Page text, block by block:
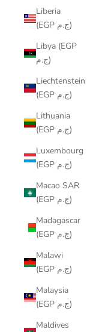
Liberia
(EGP ج.م)
Libya (EGP
ج.م)
Liechtenstein
(EGP ج.م)
Lithuania
(EGP ج.م)
Luxembourg
(EGP ج.م)
Macao SAR
(EGP ج.م)
Madagascar
(EGP ج.م)
Malawi
(EGP ج.م)
Malaysia
(EGP ج.م)
Maldives